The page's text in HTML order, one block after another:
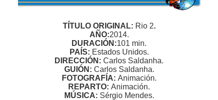
TÍTULO ORIGINAL: Rio 2.
AÑO:2014.
DURACIÓN:101 min.
PAÍS: Estados Unidos.
DIRECCIÓN: Carlos Saldanha.
GUIÓN: Carlos Saldanha.
FOTOGRAFÍA: Animación.
REPARTO: Animación.
MÚSICA: Sérgio Mendes.